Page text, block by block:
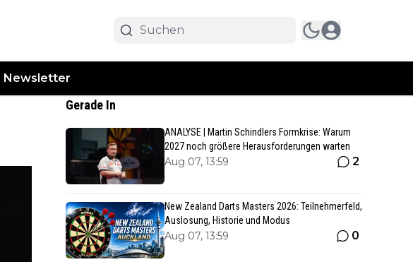
Newsletter
Gerade In
ANALYSE | Martin Schindlers Formkrise: Warum
2027 noch größere Herausforderungen warten
Aug 07, 13:59 2
New Zealand Darts Masters 2026: Teilnehmerfeld,
Auslosung, Historie und Modus
Aug 07, 13:59 0